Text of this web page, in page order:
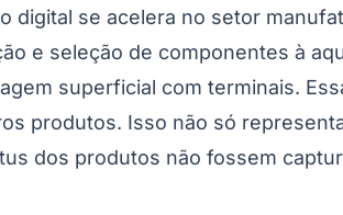
ItapeviCotiaPirapora do Bom Jesus
digital se acelera no setor
e seleção de componentes à
superficial com terminais.
produtos. Isso não só
dos produtos não fossem